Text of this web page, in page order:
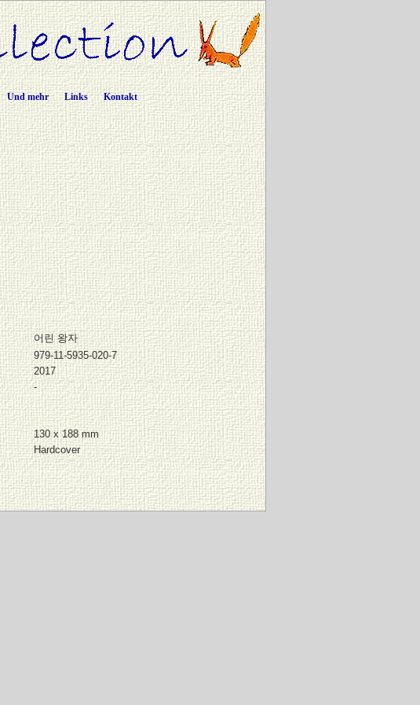
Und mehr Links Kontakt
어린 왕자
979-11-5935-020-7
2017
-
130 x 188 mm
Hardcover